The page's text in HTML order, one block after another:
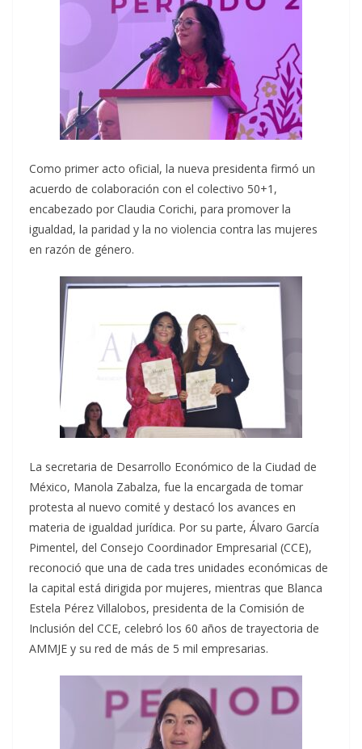
Como primer acto oficial, la nueva presidenta firmó un
acuerdo de colaboración con el colectivo 50+1,
encabezado por Claudia Corichi, para promover la
igualdad, la paridad y la no violencia contra las mujeres
en razón de género.
La secretaria de Desarrollo Económico de la Ciudad de
México, Manola Zabalza, fue la encargada de tomar
protesta al nuevo comité y destacó los avances en
materia de igualdad jurídica. Por su parte, Álvaro García
Pimentel, del Consejo Coordinador Empresarial (CCE),
reconoció que una de cada tres unidades económicas de
la capital está dirigida por mujeres, mientras que Blanca
Estela Pérez Villalobos, presidenta de la Comisión de
Inclusión del CCE, celebró los 60 años de trayectoria de
AMMJE y su red de más de 5 mil empresarias.